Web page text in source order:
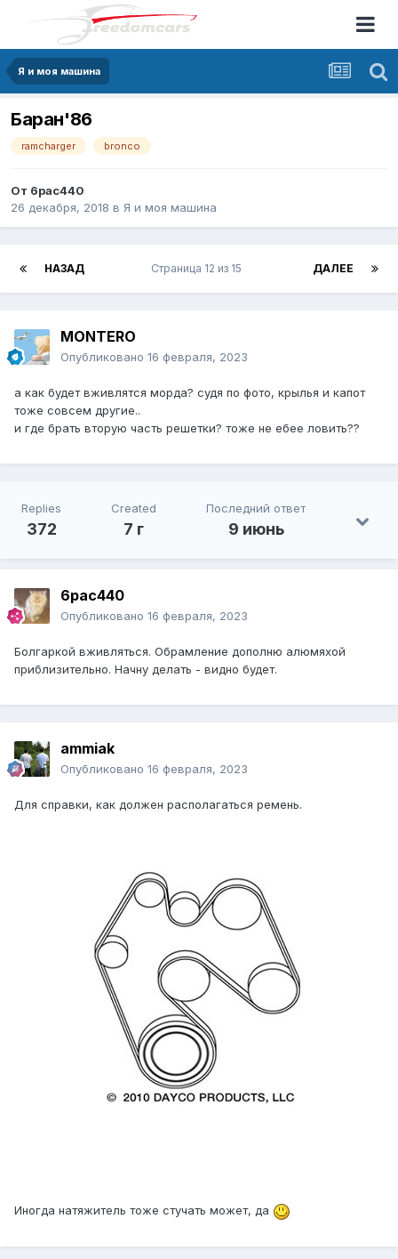
Я и моя машина
Баран'86
ramcharger bronco
От 6pac440
26 декабря, 2018 в Я и моя машина
НАЗАД ДАЛЕЕ
Страница 12 из 15
MONTERO
Опубликовано 16 февраля, 2023
а как будет вживлятся морда? судя по фото, крылья и капот
тоже совсем другие..
и где брать вторую часть решетки? тоже не ебее ловить??
Replies
372
Created
7 г
Последний ответ
9 июнь
6pac440
Опубликовано 16 февраля, 2023
Болгаркой вживляться. Обрамление дополню алюмяхой
приблизительно. Начну делать - видно будет.
ammiak
Опубликовано 16 февраля, 2023
Для справки, как должен располагаться ремень.
Иногда натяжитель тоже стучать может, да